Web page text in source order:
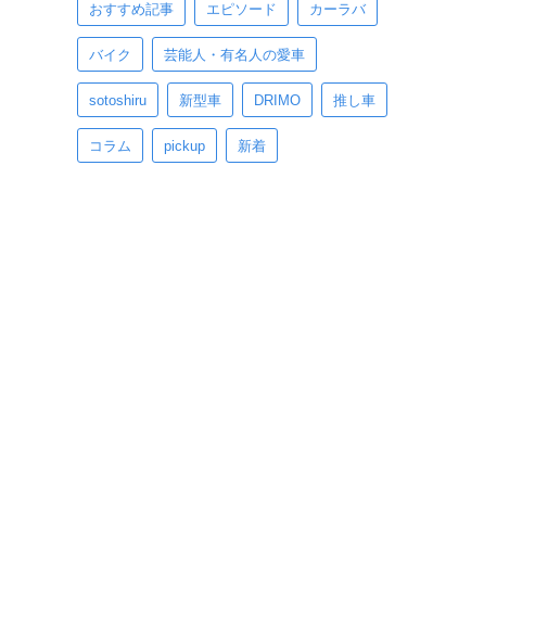
おすすめ記事 エピソード カーラバ
バイク 芸能人・有名人の愛車
sotoshiru 新型車 DRIMO 推し車
コラム pickup 新着